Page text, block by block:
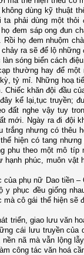
dùng kỹ thuật
phải dùng một thỏi
đem sáp o­ng đun
họ đem nhuộm
ra sẽ để lộ
sóng biển cách điệu.
thường hay để một
tỷ mỉ. Những hoạ
Chiếc khăn đội đầu
kể lại,tục truyền;
đất nghe vậy tuy
mới. Ngày ra đi đội
nhưng có thêu
hiện có tang
phu theo một mô típ
phúc, muôn vật
của phụ nữ Dao tiền
phục đều giống
mà cô gái thể hiện sẽ
triển, giao lưu văn
cái lưu truyền
nã mà vẫn lộng
công tác văn hoá